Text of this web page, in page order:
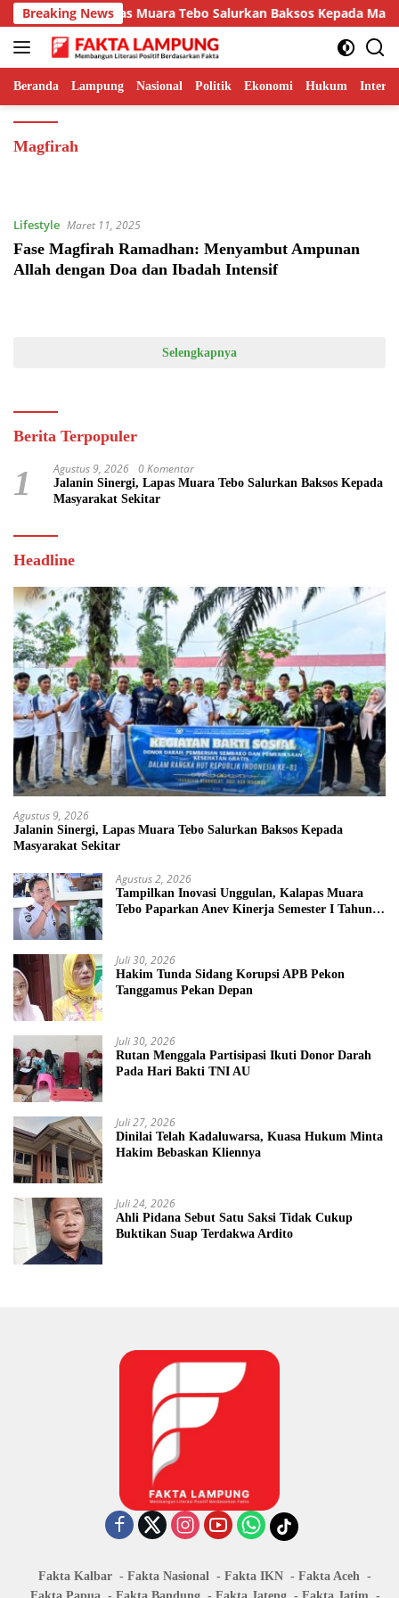
Langsung
ke
konten
Breaking News
Sinergi, Lapas Muara Tebo Salurkan Baksos Kepada
Beranda Lampung Nasional Politik Ekonomi Hukum
Magfirah
Lifestyle Maret 11, 2025
Fase Magfirah Ramadhan: Menyambut Ampunan
Allah dengan Doa dan Ibadah Intensif
Selengkapnya
Berita Terpopuler
1 Agustus 9, 2026 0 Komentar
Jalanin Sinergi, Lapas Muara Tebo Salurkan Baksos Kepada
Masyarakat Sekitar
Headline
Agustus 9, 2026
Jalanin Sinergi, Lapas Muara Tebo Salurkan Baksos Kepada
Masyarakat Sekitar
Agustus 2, 2026
Tampilkan Inovasi Unggulan, Kalapas Muara
Tebo Paparkan Anev Kinerja Semester I Tahun
Juli 30, 2026
Hakim Tunda Sidang Korupsi APB Pekon
Tanggamus Pekan Depan
Juli 30, 2026
Rutan Menggala Partisipasi Ikuti Donor Darah
Pada Hari Bakti TNI AU
Juli 27, 2026
Dinilai Telah Kadaluwarsa, Kuasa Hukum Minta
Hakim Bebaskan Kliennya
Juli 24, 2026
Ahli Pidana Sebut Satu Saksi Tidak Cukup
Buktikan Suap Terdakwa Ardito
Fakta Kalbar Fakta Nasional Fakta IKN
Fakta Aceh